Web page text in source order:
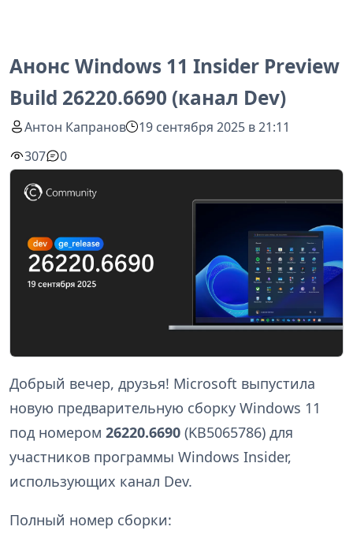
Анонс Windows 11 Insider Preview
Build 26220.6690 (канал Dev)
Антон Капранов
19 сентября 2025 в 21:11
307
0
Добрый вечер, друзья! Microsoft выпустила
новую предварительную сборку Windows 11
под номером 26220.6690 (KB5065786) для
участников программы Windows Insider,
использующих канал Dev.
Полный номер сборки: